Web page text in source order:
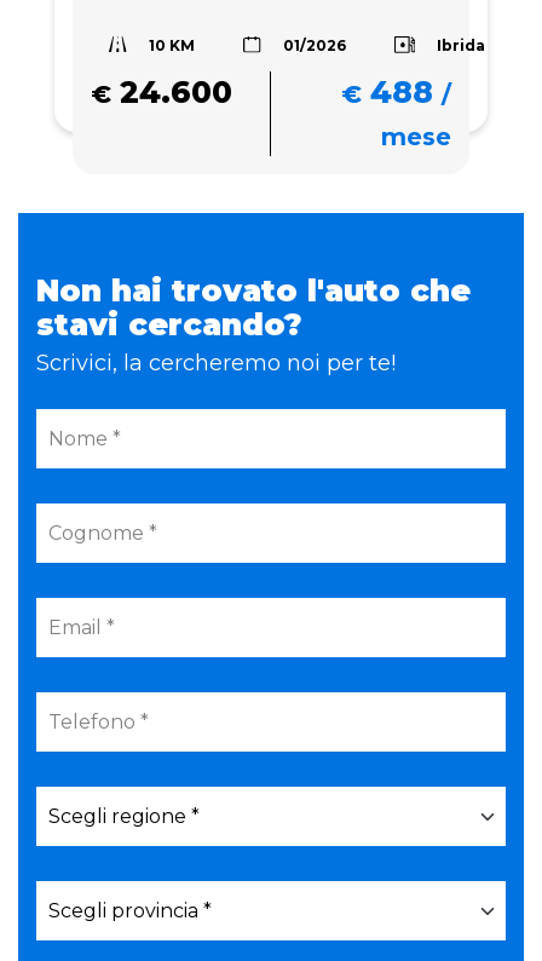
10 KM 01/2026 Ibrida
€ 24.600 € 488 /
mese
Non hai trovato l'auto che
stavi cercando?
Scrivici, la cercheremo noi per te!